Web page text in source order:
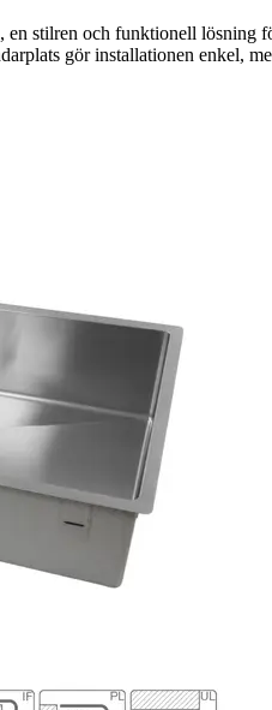
stilren och funktionell lösning
gör installationen enkel,